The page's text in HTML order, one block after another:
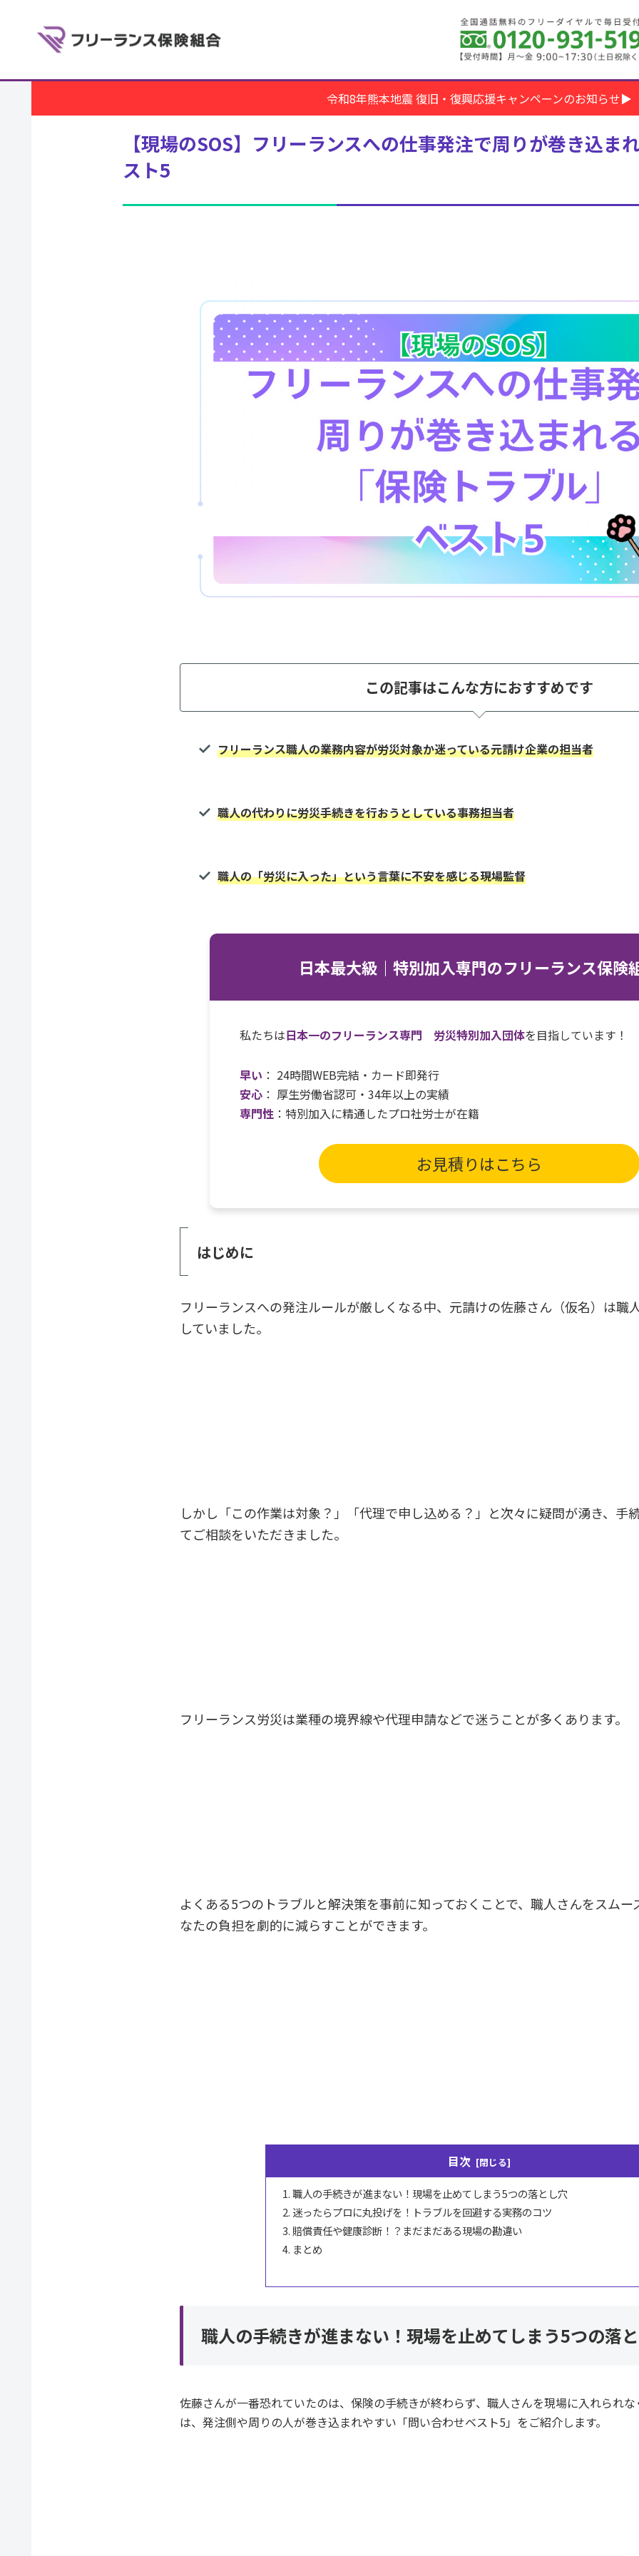
令和8年熊本地震 復旧・復興応援キャンペーンのお知らせ▶
【現場のSOS】フリーランスへの仕事発注で周りが巻き込ま
スト5
この記事はこんな方におすすめです
フリーランス職人の業務内容が労災対象か迷っている元請け企業の担当者
職人の代わりに労災手続きを行おうとしている事務担当者
職人の「労災に入った」という言葉に不安を感じる現場監督
日本最大級｜特別加入専門のフリーランス保険
私たちは日本一のフリーランス専門 労災特別加入団体を目指しています！
早い ： 24時間WEB完結・カード即発行
安心 ： 厚生労働省認可・34年以上の実績
専門性 ：特別加入に精通したプロ社労士が在籍
お見積りはこちら
はじめに
フリーランスへの発注ルールが厳しくなる中、元請けの佐藤さん（仮名）は職
していました。
しかし「この作業は対象？」「代理で申し込める？」と次々に疑問が湧き、手
てご相談をいただきました。
フリーランス労災は業種の境界線や代理申請などで迷うことが多くあります。
よくある5つのトラブルと解決策を事前に知っておくことで、職人さんをスム
なたの負担を劇的に減らすことができます。
目次
職人の手続きが進まない！現場を止めてしまう5つの落とし穴
迷ったらプロに丸投げを！トラブルを回避する実務のコツ
賠償責任や健康診断！？まだまだある現場の勘違い
まとめ
職人の手続きが進まない！現場を止めてしまう5つの落
佐藤さんが一番恐れていたのは、保険の手続きが終わらず、職人さんを現場に入れられ
は、発注側や周りの人が巻き込まれやすい「問い合わせベスト5」をご紹介します。